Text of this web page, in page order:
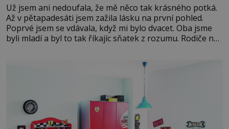
Už jsem ani nedoufala, že mě něco tak krásného potká.
Až v pětapadesáti jsem zažila lásku na první pohled.
Poprvé jsem se vdávala, když mi bylo dvacet. Oba jsme
byli mladí a byl to tak říkajíc sňatek z rozumu. Rodiče nás